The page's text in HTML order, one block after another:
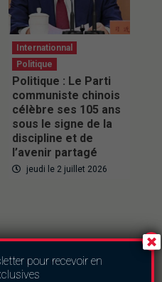
Internationnal
Politique
Politique : Le Parti
communiste chinois
célèbre ses 105 ans
sous le signe de la
discipline et de
l’avenir partagé
jeudi le 2 juillet 2026
pour recevoir en